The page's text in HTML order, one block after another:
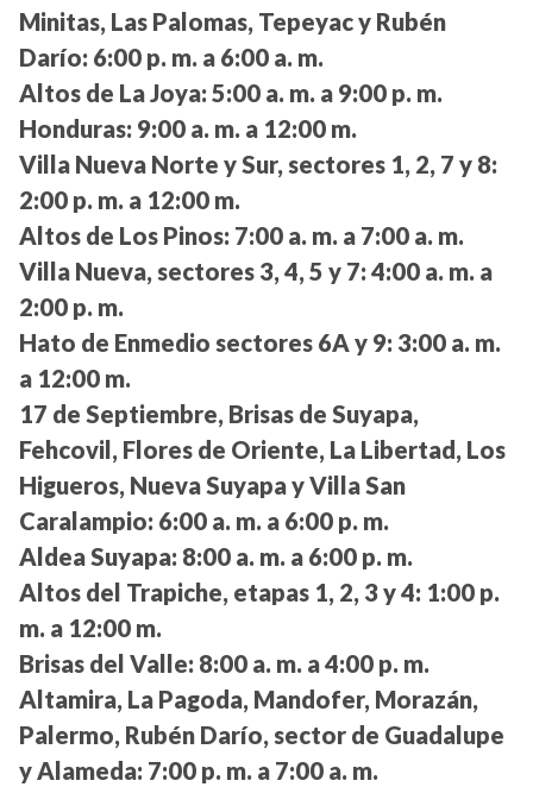
Minitas, Las Palomas, Tepeyac y Rubén
Darío: 6:00 p. m. a 6:00 a. m.
Altos de La Joya: 5:00 a. m. a 9:00 p. m.
Honduras: 9:00 a. m. a 12:00 m.
Villa Nueva Norte y Sur, sectores 1, 2, 7 y 8:
2:00 p. m. a 12:00 m.
Altos de Los Pinos: 7:00 a. m. a 7:00 a. m.
Villa Nueva, sectores 3, 4, 5 y 7: 4:00 a. m. a
2:00 p. m.
Hato de Enmedio sectores 6A y 9: 3:00 a. m.
a 12:00 m.
17 de Septiembre, Brisas de Suyapa,
Fehcovil, Flores de Oriente, La Libertad, Los
Higueros, Nueva Suyapa y Villa San
Caralampio: 6:00 a. m. a 6:00 p. m.
Aldea Suyapa: 8:00 a. m. a 6:00 p. m.
Altos del Trapiche, etapas 1, 2, 3 y 4: 1:00 p.
m. a 12:00 m.
Brisas del Valle: 8:00 a. m. a 4:00 p. m.
Altamira, La Pagoda, Mandofer, Morazán,
Palermo, Rubén Darío, sector de Guadalupe
y Alameda: 7:00 p. m. a 7:00 a. m.